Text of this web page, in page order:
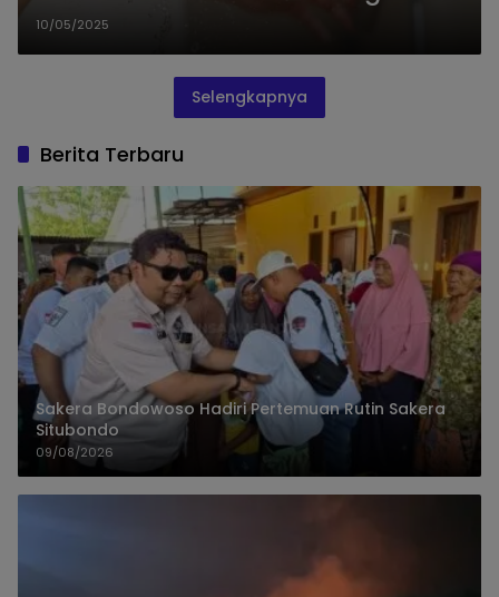
dan Pikiran Fokus Seharian
10/05/2025
Selengkapnya
Berita Terbaru
Sakera Bondowoso Hadiri Pertemuan Rutin Sakera
Situbondo
09/08/2026